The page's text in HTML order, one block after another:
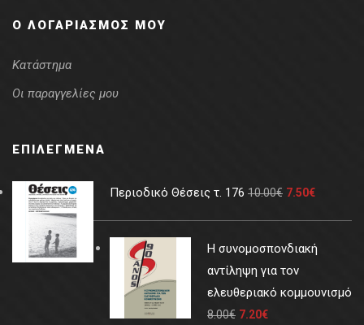
Ο ΛΟΓΑΡΙΑΣΜΌΣ ΜΟΥ
Κατάστημα
Οι παραγγελίες μου
ΕΠΙΛΕΓΜΈΝΑ
Περιοδικό Θέσεις τ. 176 10.00€ 7.50€
Η συνομοσπονδιακή
αντίληψη για τον
ελευθεριακό κομμουνισμό
8.00€ 7.20€